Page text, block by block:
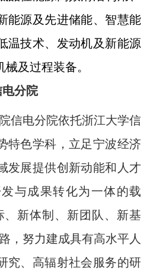
能源及先进储能、智慧能
温技术、发动机及新能源
及过程装备。
电分院
信电分院依托浙江大学信
特色学科，立足宁波经济
发展提供创新动能和人才
与成果转化为一体的载
、新体制、新团队、新基
，努力建成具有高水平人
究、高辐射社会服务的研